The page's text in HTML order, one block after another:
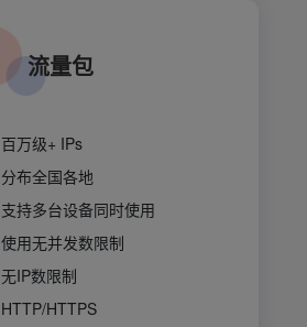
流量包
百万级+ IPs
分布全国各地
支持多台设备同时使用
使用无并发数限制
无IP数限制
HTTP/HTTPS